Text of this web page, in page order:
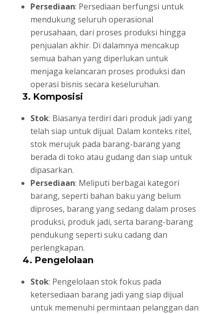
Persediaan: Persediaan berfungsi untuk
mendukung seluruh operasional
perusahaan, dari proses produksi hingga
penjualan akhir. Di dalamnya mencakup
semua bahan yang diperlukan untuk
menjaga kelancaran proses produksi dan
operasi bisnis secara keseluruhan.
3. Komposisi
Stok: Biasanya terdiri dari produk jadi yang
telah siap untuk dijual. Dalam konteks ritel,
stok merujuk pada barang-barang yang
berada di toko atau gudang dan siap untuk
dipasarkan.
Persediaan: Meliputi berbagai kategori
barang, seperti bahan baku yang belum
diproses, barang yang sedang dalam proses
produksi, produk jadi, serta barang-barang
pendukung seperti suku cadang dan
perlengkapan.
4. Pengelolaan
Stok: Pengelolaan stok fokus pada
ketersediaan barang jadi yang siap dijual
untuk memenuhi permintaan pelanggan dan